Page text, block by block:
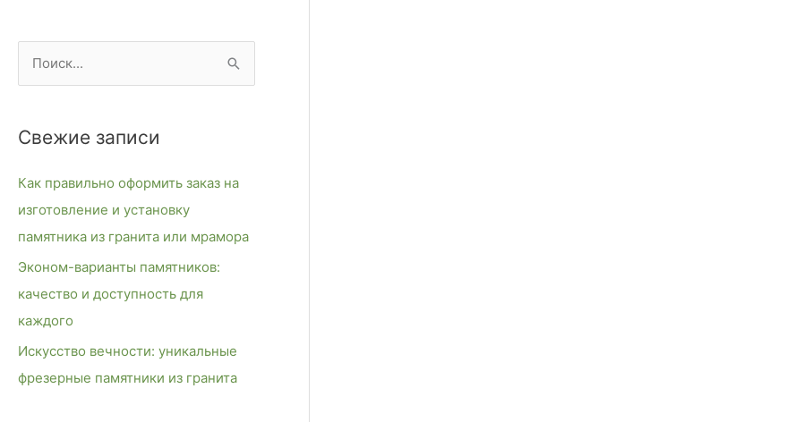
с
к
Свежие записи
Как правильно оформить заказ на
изготовление и установку
памятника из гранита или мрамора
Эконом-варианты памятников:
качество и доступность для
каждого
Искусство вечности: уникальные
фрезерные памятники из гранита